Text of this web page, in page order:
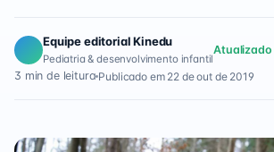
Equipe editorial Kinedu
Pediatria & desenvolvimento infantil
Atualizado
3 min de leitura Publicado em 22 de out de 2019